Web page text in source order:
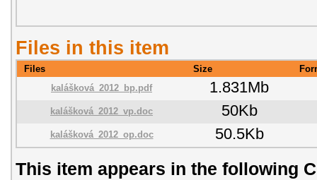
Files in this item
Files Size
kalášková_2012_bp.pdf
1.831Mb
kalášková_2012_vp.doc 50Kb
kalášková_2012_op.doc 50.5Kb
This item appears in the following